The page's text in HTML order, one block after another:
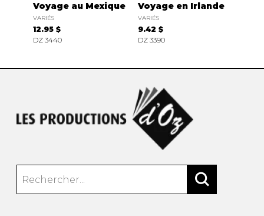
Voyage au Mexique
VARIÉS
12.95 $
DZ 3440
Voyage en Irlande
VARIÉS
9.42 $
DZ 3390